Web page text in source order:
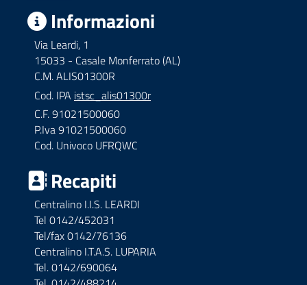
Informazioni
Via Leardi, 1
15033 - Casale Monferrato (AL)
C.M. ALIS01300R
Cod. IPA istsc_alis01300r
C.F. 91021500060
P.Iva 91021500060
Cod. Univoco UFRQWC
Recapiti
Centralino I.I.S. LEARDI
Tel 0142/452031
Tel/fax 0142/76136
Centralino I.T.A.S. LUPARIA
Tel. 0142/690064